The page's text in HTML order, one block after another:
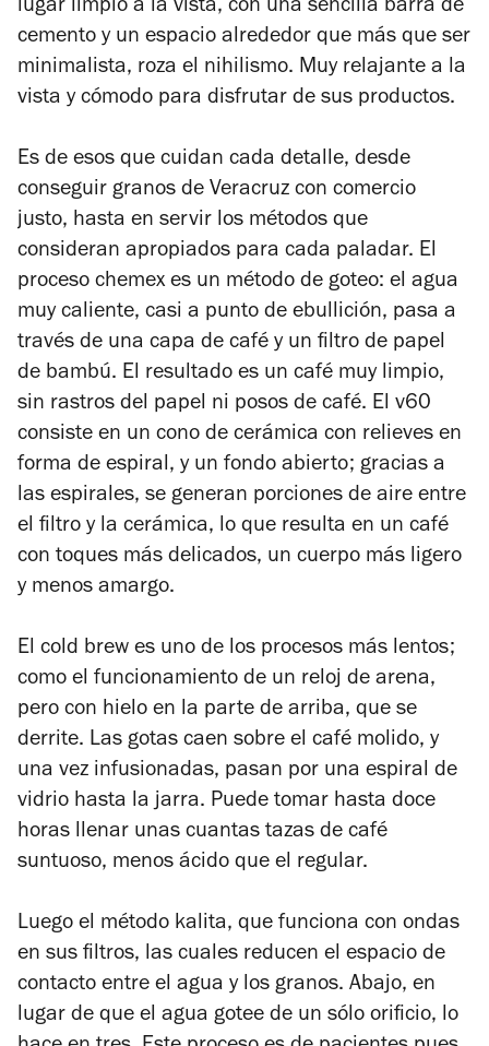
lugar limpio a la vista, con una sencilla barra de
cemento y un espacio alrededor que más que ser
minimalista, roza el nihilismo. Muy relajante a la
vista y cómodo para disfrutar de sus productos.
Es de esos que cuidan cada detalle, desde
conseguir granos de Veracruz con comercio
justo, hasta en servir los métodos que
consideran apropiados para cada paladar. El
proceso chemex es un método de goteo: el agua
muy caliente, casi a punto de ebullición, pasa a
través de una capa de café y un filtro de papel
de bambú. El resultado es un café muy limpio,
sin rastros del papel ni posos de café. El v60
consiste en un cono de cerámica con relieves en
forma de espiral, y un fondo abierto; gracias a
las espirales, se generan porciones de aire entre
el filtro y la cerámica, lo que resulta en un café
con toques más delicados, un cuerpo más ligero
y menos amargo.
El cold brew es uno de los procesos más lentos;
como el funcionamiento de un reloj de arena,
pero con hielo en la parte de arriba, que se
derrite. Las gotas caen sobre el café molido, y
una vez infusionadas, pasan por una espiral de
vidrio hasta la jarra. Puede tomar hasta doce
horas llenar unas cuantas tazas de café
suntuoso, menos ácido que el regular.
Luego el método kalita, que funciona con ondas
en sus filtros, las cuales reducen el espacio de
contacto entre el agua y los granos. Abajo, en
lugar de que el agua gotee de un sólo orificio, lo